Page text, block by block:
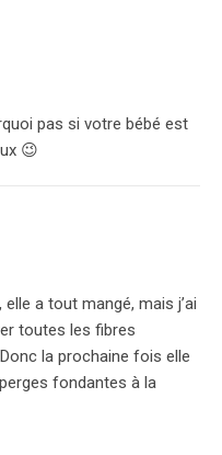
pas si votre bébé est
😉
a tout mangé, mais j’ai
toutes les fibres
la prochaine fois elle
fondantes à la